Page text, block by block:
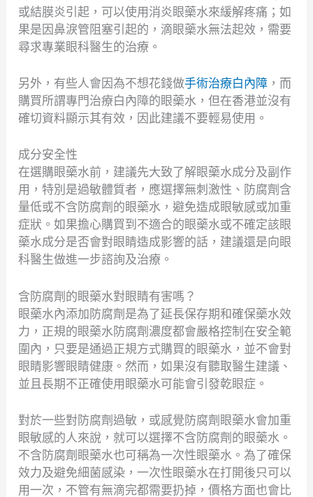
或結膜炎引起，可以使用消炎眼藥水來緩解疼痛；如
果是因鼻淚管阻塞引起的，滴眼藥水無法起效，需要
尋求專業眼科醫生的治療。
另外，有些人會因為不想花錢做手術治療白內障 ，而
購買所謂專門治療白內障的眼藥水，但在香港並沒有
確切資料顯示其有效，因此建議不要輕易使用。
成分安全性
在選購眼藥水前，建議先大致了解眼藥水成分及副作
用，特別是過敏體質者，應選擇無刺激性、防腐劑含
量低或不含防腐劑的眼藥水，避免造成眼敏感或加重
症狀。如果擔心購買到不適合的眼藥水或不確定該眼
藥水成分是否會對眼睛造成影響的話，建議還是向眼
科醫生做進一步諮詢及治療。
含防腐劑的眼藥水對眼睛有害嗎？
眼藥水內添加防腐劑是為了延長保存期和確保藥水效
力，正規的眼藥水防腐劑濃度都會嚴格控制在安全範
圍內，只要是通過正規方式購買的眼藥水，並不會對
眼睛影響眼睛健康。然而，如果沒有聽取醫生建議、
並且長期不正確使用眼藥水可能會引發乾眼症。
對於一些對防腐劑過敏，或感覺防腐劑眼藥水會加重
眼敏感的人來說，就可以選擇不含防腐劑的眼藥水。
不含防腐劑眼藥水也可稱為一次性眼藥水。為了確保
效力及避免細菌感染，一次性眼藥水在打開後只可以
用一次，不管有無滴完都需要扔掉，價格方面也會比